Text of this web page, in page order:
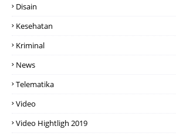
Disain
Kesehatan
Kriminal
News
Telematika
Video
Video Hightligh 2019